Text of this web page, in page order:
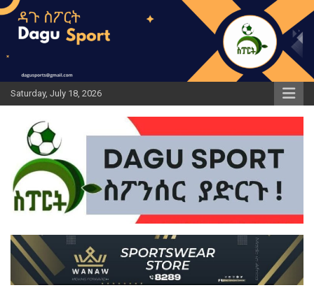
Skip
content
Saturday, July 18, 2026
ዳጉ ስፖርት